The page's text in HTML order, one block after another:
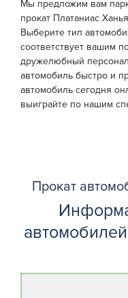
Мы предложим вам
прокат Платаниас
Выберите тип
соответствует вашим
дружелюбный
автомобиль быстро и
автомобиль сегодня
выиграйте по нашим
Прокат